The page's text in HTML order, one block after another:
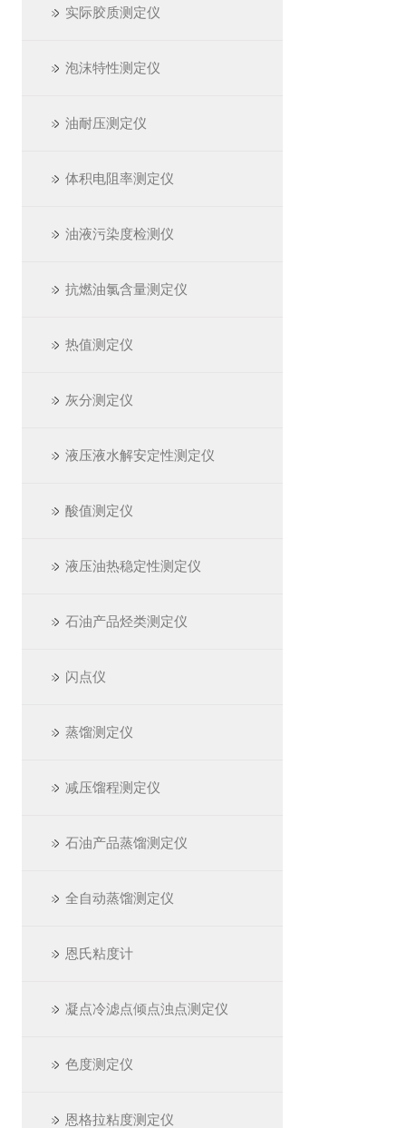
实际胶质测定仪
泡沫特性测定仪
油耐压测定仪
体积电阻率测定仪
油液污染度检测仪
抗燃油氯含量测定仪
热值测定仪
灰分测定仪
液压液水解安定性测定仪
酸值测定仪
液压油热稳定性测定仪
石油产品烃类测定仪
闪点仪
蒸馏测定仪
减压馏程测定仪
石油产品蒸馏测定仪
全自动蒸馏测定仪
恩氏粘度计
凝点冷滤点倾点浊点测定仪
色度测定仪
恩格拉粘度测定仪